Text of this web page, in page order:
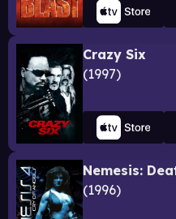
Crazy Six
1997
Nemesis:
1996